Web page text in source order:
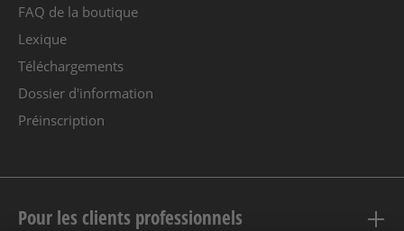
FAQ de la boutique
Lexique
Téléchargements
Dossier d'information
Préinscription
Pour les clients professionnels